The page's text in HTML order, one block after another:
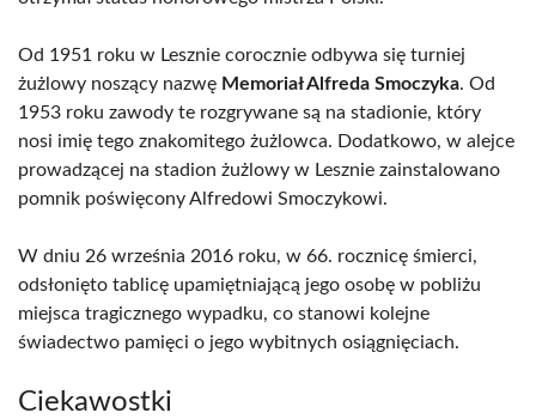
Od 1951 roku w Lesznie corocznie odbywa się turniej
żużlowy noszący nazwę Memoriał Alfreda Smoczyka. Od
1953 roku zawody te rozgrywane są na stadionie, który
nosi imię tego znakomitego żużlowca. Dodatkowo, w alejce
prowadzącej na stadion żużlowy w Lesznie zainstalowano
pomnik poświęcony Alfredowi Smoczykowi.
W dniu 26 września 2016 roku, w 66. rocznicę śmierci,
odsłonięto tablicę upamiętniającą jego osobę w pobliżu
miejsca tragicznego wypadku, co stanowi kolejne
świadectwo pamięci o jego wybitnych osiągnięciach.
Ciekawostki